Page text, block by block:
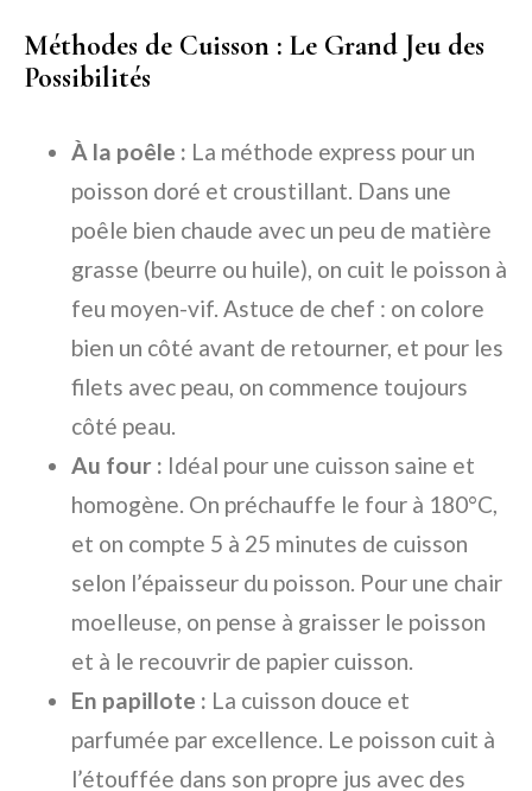
Méthodes de Cuisson : Le Grand Jeu des
Possibilités
À la poêle : La méthode express pour un
poisson doré et croustillant. Dans une
poêle bien chaude avec un peu de matière
grasse (beurre ou huile), on cuit le poisson à
feu moyen-vif. Astuce de chef : on colore
bien un côté avant de retourner, et pour les
filets avec peau, on commence toujours
côté peau.
Au four : Idéal pour une cuisson saine et
homogène. On préchauffe le four à 180°C,
et on compte 5 à 25 minutes de cuisson
selon l’épaisseur du poisson. Pour une chair
moelleuse, on pense à graisser le poisson
et à le recouvrir de papier cuisson.
En papillote : La cuisson douce et
parfumée par excellence. Le poisson cuit à
l’étouffée dans son propre jus avec des